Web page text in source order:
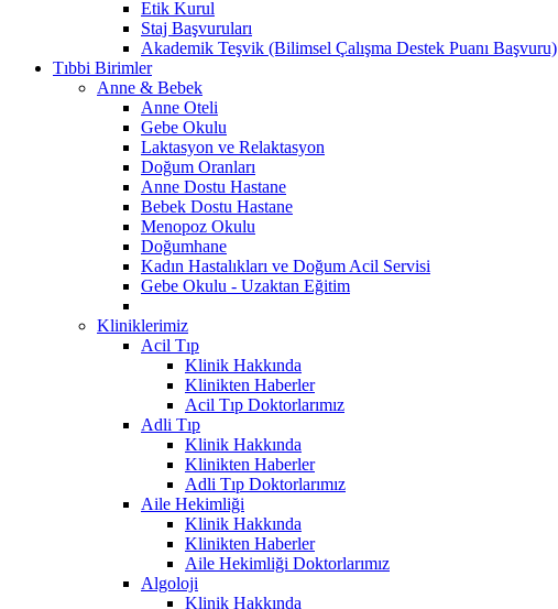
Etik Kurul
Staj Başvuruları
Akademik Teşvik (Bilimsel Çalışma Destek Puanı Başvuru)
Tıbbi Birimler
Anne & Bebek
Anne Oteli
Gebe Okulu
Laktasyon ve Relaktasyon
Doğum Oranları
Anne Dostu Hastane
Bebek Dostu Hastane
Menopoz Okulu
Doğumhane
Kadın Hastalıkları ve Doğum Acil Servisi
Gebe Okulu - Uzaktan Eğitim
Kliniklerimiz
Acil Tıp
Klinik Hakkında
Klinikten Haberler
Acil Tıp Doktorlarımız
Adli Tıp
Klinik Hakkında
Klinikten Haberler
Adli Tıp Doktorlarımız
Aile Hekimliği
Klinik Hakkında
Klinikten Haberler
Aile Hekimliği Doktorlarımız
Algoloji
Klinik Hakkında